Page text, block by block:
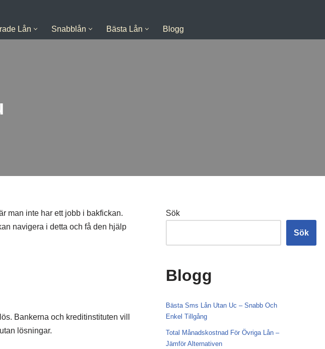
Lån Snabblån Bästa Lån Blogg
man inte har ett jobb i bakfickan.
navigera i detta och få den hjälp
Bankerna och kreditinstituten vill
lösningar.
Sök
Sök
Blogg
Bästa Sms Lån Utan Uc – Snabb Och
Enkel Tillgång
Total Månadskostnad För Övriga Lån –
Jämför Alternativen